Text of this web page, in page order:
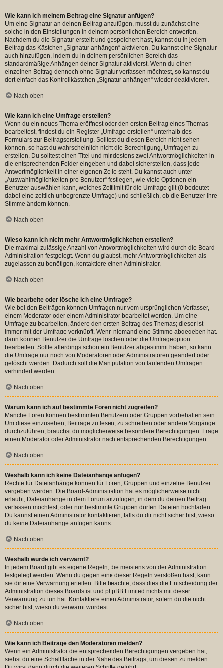
Wie kann ich meinem Beitrag eine Signatur anfügen?
Um eine Signatur an deinen Beitrag anzufügen, musst du zunächst eine
solche in den Einstellungen in deinem persönlichen Bereich entwerfen.
Nachdem du die Signatur erstellt und gespeichert hast, kannst du in jedem
Beitrag das Kästchen „Signatur anhängen“ aktivieren. Du kannst eine Signatur
auch hinzufügen, indem du in deinem persönlichen Bereich das
standardmäßige Anhängen deiner Signatur aktivierst. Wenn du einen
einzelnen Beitrag dennoch ohne Signatur verfassen möchtest, so kannst du
dort einfach das Kontrollkästchen „Signatur anhängen“ wieder deaktivieren.
Nach oben
Wie kann ich eine Umfrage erstellen?
Wenn du ein neues Thema eröffnest oder den ersten Beitrag eines Themas
bearbeitest, findest du ein Register „Umfrage erstellen“ unterhalb des
Formulars zur Beitragserstellung. Solltest du diesen Bereich nicht sehen
können, so hast du wahrscheinlich nicht die Berechtigung, Umfragen zu
erstellen. Du solltest einen Titel und mindestens zwei Antwortmöglichkeiten in
die entsprechenden Felder eingeben und dabei sicherstellen, dass jede
Antwortmöglichkeit in einer eigenen Zeile steht. Du kannst auch unter
„Auswahlmöglichkeiten pro Benutzer“ festlegen, wie viele Optionen ein
Benutzer auswählen kann, welches Zeitlimit für die Umfrage gilt (0 bedeutet
dabei eine zeitlich unbegrenzte Umfrage) und schließlich, ob die Benutzer ihre
Stimme ändern können.
Nach oben
Wieso kann ich nicht mehr Antwortmöglichkeiten erstellen?
Die maximal zulässige Anzahl von Antwortmöglichkeiten wird durch die Board-
Administration festgelegt. Wenn du glaubst, mehr Antwortmöglichkeiten als
zugelassen zu benötigen, kontaktiere einen Administrator.
Nach oben
Wie bearbeite oder lösche ich eine Umfrage?
Wie bei den Beiträgen können Umfragen nur vom ursprünglichen Verfasser,
einem Moderator oder einem Administrator bearbeitet werden. Um eine
Umfrage zu bearbeiten, ändere den ersten Beitrag des Themas; dieser ist
immer mit der Umfrage verknüpft. Wenn niemand eine Stimme abgegeben hat,
dann können Benutzer die Umfrage löschen oder die Umfrageoption
bearbeiten. Sollte allerdings schon ein Benutzer abgestimmt haben, so kann
die Umfrage nur noch von Moderatoren oder Administratoren geändert oder
gelöscht werden. Dadurch soll die Manipulation von laufenden Umfragen
verhindert werden.
Nach oben
Warum kann ich auf bestimmte Foren nicht zugreifen?
Manche Foren können bestimmten Benutzern oder Gruppen vorbehalten sein.
Um diese einzusehen, Beiträge zu lesen, zu schreiben oder andere Vorgänge
durchzuführen, brauchst du möglicherweise besondere Berechtigungen. Frage
einen Moderator oder Administrator nach entsprechenden Berechtigungen.
Nach oben
Weshalb kann ich keine Dateianhänge anfügen?
Rechte für Dateianhänge können für Foren, Gruppen und einzelne Benutzer
vergeben werden. Die Board-Administration hat es möglicherweise nicht
erlaubt, Dateianhänge in dem Forum anzufügen, in dem du deinen Beitrag
verfassen möchtest, oder nur bestimmte Gruppen dürfen Dateien hochladen.
Du kannst einen Administrator kontaktieren, falls du dir nicht sicher bist, wieso
du keine Dateianhänge anfügen kannst.
Nach oben
Weshalb wurde ich verwarnt?
In jedem Board gibt es eigene Regeln, die meistens von der Administration
festgelegt werden. Wenn du gegen eine dieser Regeln verstoßen hast, kann
sie dir eine Verwarnung erteilen. Bitte beachte, dass dies die Entscheidung der
Administration dieses Boards ist und phpBB Limited nichts mit dieser
Verwarnung zu tun hat. Kontaktiere einen Administrator, sofern du die nicht
sicher bist, wieso du verwarnt wurdest.
Nach oben
Wie kann ich Beiträge den Moderatoren melden?
Wenn ein Administrator die entsprechenden Berechtigungen vergeben hat,
siehst du eine Schaltfläche in der Nähe des Beitrags, um diesen zu melden.